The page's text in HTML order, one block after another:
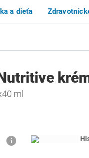
a dieťa
ml